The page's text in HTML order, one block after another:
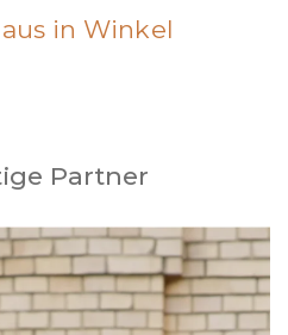
in Winkel
Partner